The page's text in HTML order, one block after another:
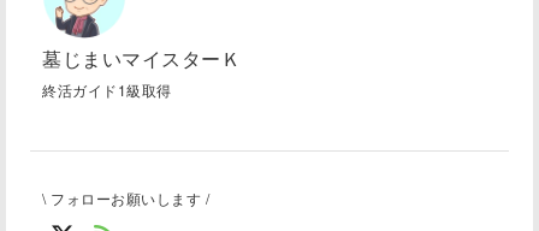
墓じまいマイスターＫ
終活ガイド1級取得
\ フォローお願いします /